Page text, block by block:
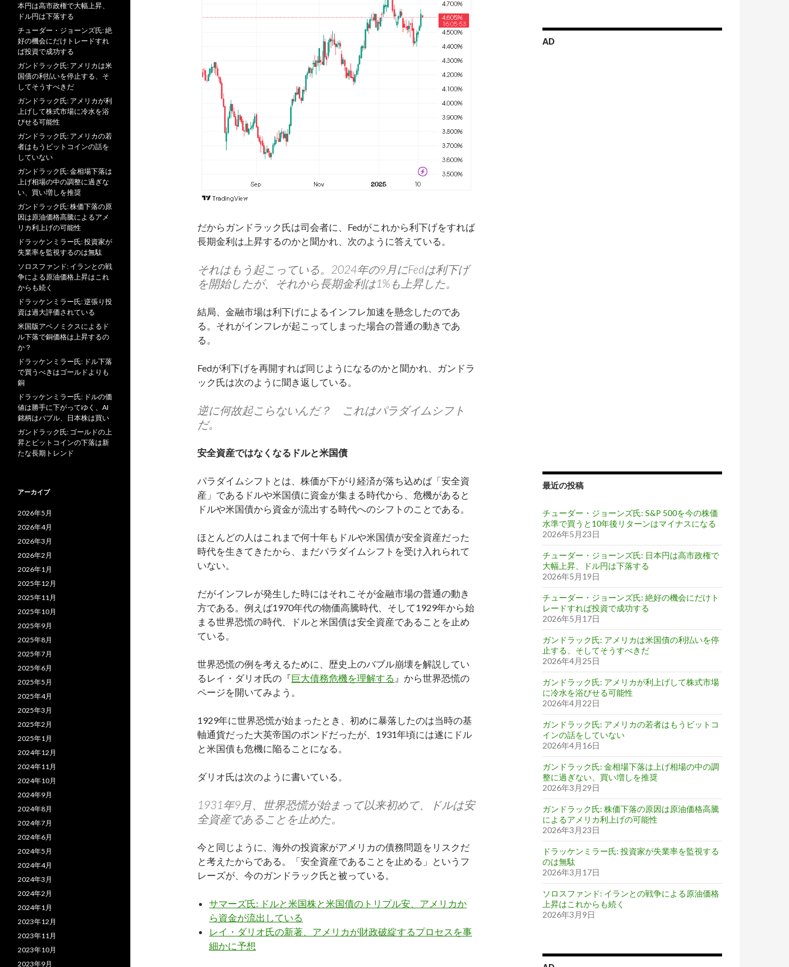
だからガンドラック氏は司会者に、Fedがこれから利下げをすれば
長期金利は上昇するのかと聞かれ、次のように答えている。
それはもう起こっている。2024年の9月にFedは利下げ
を開始したが、それから長期金利は1%も上昇した。
結局、金融市場は利下げによるインフレ加速を懸念したのであ
る。それがインフレが起こってしまった場合の普通の動きであ
る。
Fedが利下げを再開すれば同じようになるのかと聞かれ、ガンドラ
ック氏は次のように聞き返している。
逆に何故起こらないんだ？ これはパラダイムシフト
だ。
安全資産ではなくなるドルと米国債
パラダイムシフトとは、株価が下がり経済が落ち込めば「安全資
産」であるドルや米国債に資金が集まる時代から、危機があると
ドルや米国債から資金が流出する時代へのシフトのことである。
ほとんどの人はこれまで何十年もドルや米国債が安全資産だった
時代を生きてきたから、まだパラダイムシフトを受け入れられて
いない。
だがインフレが発生した時にはそれこそが金融市場の普通の動き
方である。例えば1970年代の物価高騰時代、そして1929年から始
まる世界恐慌の時代、ドルと米国債は安全資産であることを止め
ている。
世界恐慌の例を考えるために、歴史上のバブル崩壊を解説してい
るレイ・ダリオ氏の『巨大債務危機を理解する 』から世界恐慌の
ページを開いてみよう。
1929年に世界恐慌が始まったとき、初めに暴落したのは当時の基
軸通貨だった大英帝国のポンドだったが、1931年頃には遂にドル
と米国債も危機に陥ることになる。
ダリオ氏は次のように書いている。
1931年9月、世界恐慌が始まって以来初めて、ドルは安
全資産であることを止めた。
今と同じように、海外の投資家がアメリカの債務問題をリスクだ
と考えたからである。「安全資産であることを止める」というフ
レーズが、今のガンドラック氏と被っている。
サマーズ氏: ドルと米国株と米国債のトリプル安、アメリカか
ら資金が流出している
レイ・ダリオ氏の新著、アメリカが財政破綻するプロセスを事
細かに予想
AD
最近の投稿
チューダー・ジョーンズ氏: S&P 500を今の株価
水準で買うと10年後リターンはマイナスになる
2026年5月23日
チューダー・ジョーンズ氏: 日本円は高市政権で
大幅上昇、ドル円は下落する
2026年5月19日
チューダー・ジョーンズ氏: 絶好の機会にだけト
レードすれば投資で成功する
2026年5月17日
ガンドラック氏: アメリカは米国債の利払いを停
止する、そしてそうすべきだ
2026年4月25日
ガンドラック氏: アメリカが利上げして株式市場
に冷水を浴びせる可能性
2026年4月22日
ガンドラック氏: アメリカの若者はもうビットコ
インの話をしていない
2026年4月16日
ガンドラック氏: 金相場下落は上げ相場の中の調
整に過ぎない、買い増しを推奨
2026年3月29日
ガンドラック氏: 株価下落の原因は原油価格高騰
によるアメリカ利上げの可能性
2026年3月23日
ドラッケンミラー氏: 投資家が失業率を監視する
のは無駄
2026年3月17日
ソロスファンド: イランとの戦争による原油価格
上昇はこれからも続く
2026年3月9日
本円は高市政権で大幅上昇、
ドル円は下落する
チューダー・ジョーンズ氏: 絶
好の機会にだけトレードすれ
ば投資で成功する
ガンドラック氏: アメリカは米
国債の利払いを停止する、そ
してそうすべきだ
ガンドラック氏: アメリカが利
上げして株式市場に冷水を浴
びせる可能性
ガンドラック氏: アメリカの若
者はもうビットコインの話を
していない
ガンドラック氏: 金相場下落は
上げ相場の中の調整に過ぎな
い、買い増しを推奨
ガンドラック氏: 株価下落の原
因は原油価格高騰によるアメ
リカ利上げの可能性
ドラッケンミラー氏: 投資家が
失業率を監視するのは無駄
ソロスファンド: イランとの戦
争による原油価格上昇はこれ
からも続く
ドラッケンミラー氏: 逆張り投
資は過大評価されている
米国版アベノミクスによるド
ル下落で銅価格は上昇するの
か？
ドラッケンミラー氏: ドル下落
で買うべきはゴールドよりも
銅
ドラッケンミラー氏: ドルの価
値は勝手に下がってゆく、AI
銘柄はバブル、日本株は買い
ガンドラック氏: ゴールドの上
昇とビットコインの下落は新
たな長期トレンド
アーカイブ
2026年5月
2026年4月
2026年3月
2026年2月
2026年1月
2025年12月
2025年11月
2025年10月
2025年9月
2025年8月
2025年7月
2025年6月
2025年5月
2025年4月
2025年3月
2025年2月
2025年1月
2024年12月
2024年11月
2024年10月
2024年9月
2024年8月
2024年7月
2024年6月
2024年5月
2024年4月
2024年3月
2024年2月
2024年1月
2023年12月
2023年11月
2023年10月
2023年9月